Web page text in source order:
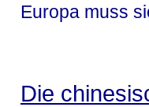
Europa muss
Die